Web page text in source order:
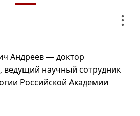
Андреев — доктор
ведущий научный сотрудник
Российской Академии